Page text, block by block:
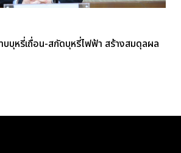
บบุหรี่เถื่อน-สกัดบุหรี่ไฟฟ้า สร้างสมดุลผล